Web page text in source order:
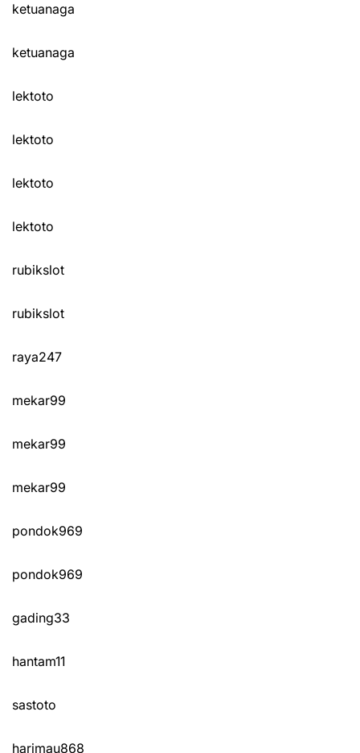
ketuanaga
ketuanaga
lektoto
lektoto
lektoto
lektoto
rubikslot
rubikslot
raya247
mekar99
mekar99
mekar99
pondok969
pondok969
gading33
hantam11
sastoto
harimau868